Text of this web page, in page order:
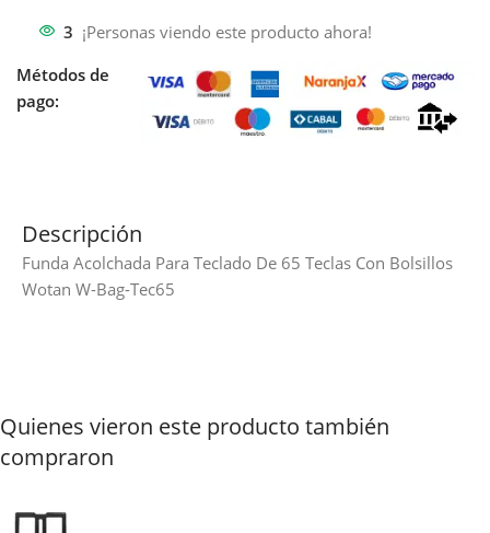
3 ¡Personas viendo este producto ahora!
Métodos de
pago:
Descripción
Funda Acolchada Para Teclado De 65 Teclas Con Bolsillos
Wotan W-Bag-Tec65
Quienes vieron este producto también
compraron